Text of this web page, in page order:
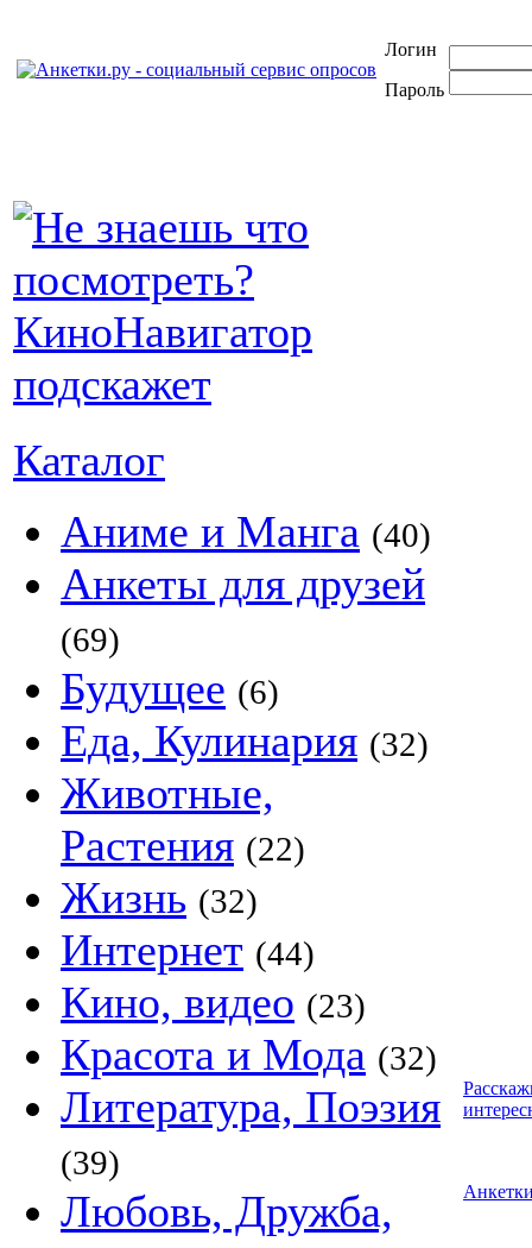
Логин
Пароль
Каталог
Аниме и Манга (40)
Анкеты для друзей
(69)
Будущее (6)
Еда, Кулинария (32)
Животные,
Растения (22)
Жизнь (32)
Интернет (44)
Кино, видео (23)
Красота и Мода (32)
Литература, Поэзия
(39)
Любовь, Дружба,